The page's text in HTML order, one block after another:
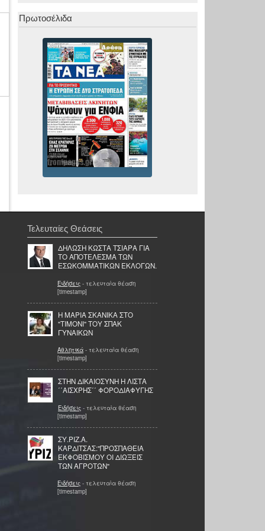
Πρωτοσέλιδα
Τελευταίες Θεάσεις
ΔΗΛΩΣΗ ΚΩΣΤΑ ΤΣΙΑΡΑ ΓΙΑ
ΤΟ ΑΠΟΤΕΛΕΣΜΑ ΤΩΝ
ΕΣΩΚΟΜΜΑΤΙΚΩΝ ΕΚΛΟΓΩΝ.
Ειδήσεις - τελευταία θέαση
[timestamp]
Η ΜΑΡΙΑ ΣΚΑΝΙΚΑ ΣΤΟ
"ΤΙΜΟΝΙ" ΤΟΥ ΣΠΑΚ
ΓΥΝΑΙΚΩΝ
Αθλητικά - τελευταία θέαση
[timestamp]
ΣΤΗΝ ΔΙΚΑΙΟΣΥΝΗ Η ΛΙΣΤΑ
΄΄ΑΙΣΧΡΗΣ΄΄ ΦΟΡΟΔΙΑΦΥΓΗΣ
Ειδήσεις - τελευταία θέαση
[timestamp]
ΣΥ.ΡΙΖ.Α.
ΚΑΡΔΙΤΣΑΣ:"ΠΡΟΣΠΑΘΕΙΑ
ΕΚΦΟΒΙΣΜΟΥ ΟΙ ΔΙΩΞΕΙΣ
ΤΩΝ ΑΓΡΟΤΩΝ"
Ειδήσεις - τελευταία θέαση
[timestamp]